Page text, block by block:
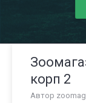
корп 2
Автор